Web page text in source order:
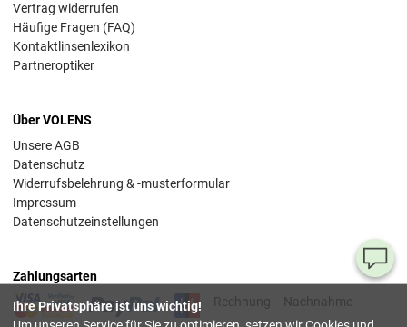
Vertrag widerrufen
Häufige Fragen (FAQ)
Kontaktlinsenlexikon
Partneroptiker
Über VOLENS
Unsere AGB
Datenschutz
Widerrufsbelehrung & -musterformular
Impressum
Datenschutzeinstellungen
Zahlungsarten
Rechnung
Nachnahme
Ihre Privatsphäre ist uns wichtig!
Sie